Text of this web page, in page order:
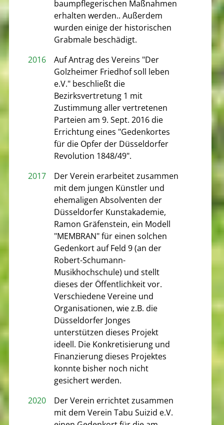
baumpflegerischen Maßnahmen
erhalten werden.. Außerdem
wurden einige der historischen
Grabmale beschädigt.
2016
Auf Antrag des Vereins "Der
Golzheimer Friedhof soll leben
e.V." beschließt die
Bezirksvertretung 1 mit
Zustimmung aller vertretenen
Parteien am 9. Sept. 2016 die
Errichtung eines "Gedenkortes
für die Opfer der Düsseldorfer
Revolution 1848/49".
2017
Der Verein erarbeitet zusammen
mit dem jungen Künstler und
ehemaligen Absolventen der
Düsseldorfer Kunstakademie,
Ramon Gräfenstein, ein Modell
"MEMBRAN" für einen solchen
Gedenkort auf Feld 9 (an der
Robert-Schumann-
Musikhochschule) und stellt
dieses der Öffentlichkeit vor.
Verschiedene Vereine und
Organisationen, wie z.B. die
Düsseldorfer Jonges
unterstützen dieses Projekt
ideell. Die Konkretisierung und
Finanzierung dieses Projektes
konnte bisher noch nicht
gesichert werden.
2020
Der Verein errichtet zusammen
mit dem Verein Tabu Suizid e.V.